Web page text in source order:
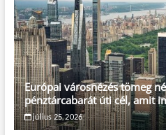
Európai városnézés tömeg
pénztárcabarát úti cél, amit
július 25, 2026